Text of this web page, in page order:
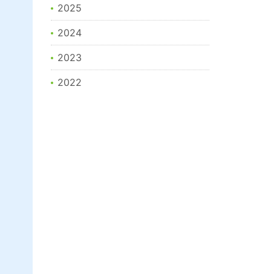
2025
2024
2023
2022